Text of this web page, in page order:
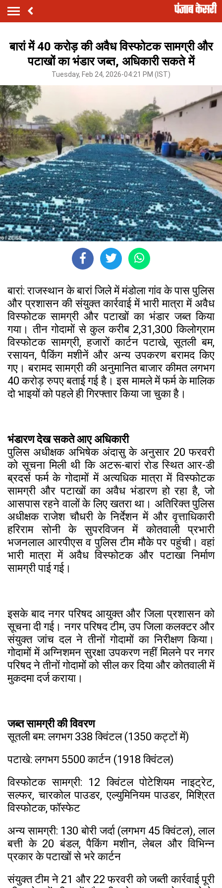
बारां में 40 करोड़ की अवैध विस्फोटक सामग्री और
पटाखों का भंडार जब्त, अधिकारी सकते में
Tuesday, Feb 24, 2026-04:21 PM (IST)
बारां: राजस्थान के बारां जिले में मंडोला गांव के पास पुलिस
और प्रशासन की संयुक्त कार्रवाई में भारी मात्रा में अवैध
विस्फोटक सामग्री और पटाखों का भंडार जब्त किया
गया। तीन गोदामों से कुल करीब 2,31,300 किलोग्राम
विस्फोटक सामग्री, हजारों कार्टन पटाखे, सूतली बम,
रसायन, पैकिंग मशीनें और अन्य उपकरण बरामद किए
गए। बरामद सामग्री की अनुमानित बाजार कीमत लगभग
40 करोड़ रुपए बताई गई है। इस मामले में फर्म के मालिक
दो भाइयों को पहले ही गिरफ्तार किया जा चुका है।
भंडारण देख सकते आए अधिकारी
पुलिस अधीक्षक अभिषेक अंदासु के अनुसार 20 फरवरी
को सूचना मिली थी कि अटरू-बारां रोड स्थित आर-डी
ब्रदर्स फर्म के गोदामों में अत्यधिक मात्रा में विस्फोटक
सामग्री और पटाखों का अवैध भंडारण हो रहा है, जो
आसपास रहने वालों के लिए खतरा था। अतिरिक्त पुलिस
अधीक्षक राजेश चौधरी के निर्देशन में और वृत्ताधिकारी
हरिराम सोनी के सुपरविजन में कोतवाली प्रभारी
भजनलाल आरपीएस व पुलिस टीम मौके पर पहुंची। वहां
भारी मात्रा में अवैध विस्फोटक और पटाखा निर्माण
सामग्री पाई गई।
इसके बाद नगर परिषद आयुक्त और जिला प्रशासन को
सूचना दी गई। नगर परिषद टीम, उप जिला कलक्टर और
संयुक्त जांच दल ने तीनों गोदामों का निरीक्षण किया।
गोदामों में अग्निशमन सुरक्षा उपकरण नहीं मिलने पर नगर
परिषद ने तीनों गोदामों को सील कर दिया और कोतवाली में
मुकदमा दर्ज कराया।
जब्त सामग्री की विवरण
सूतली बम: लगभग 338 क्विंटल (1350 कट्टों में)
पटाखे: लगभग 5500 कार्टन (1918 क्विंटल)
विस्फोटक सामग्री: 12 क्विंटल पोटेशियम नाइट्रेट,
सल्फर, चारकोल पाउडर, एल्युमिनियम पाउडर, मिश्रित
विस्फोटक, फॉस्फेट
अन्य सामग्री: 130 बोरी जर्दा (लगभग 45 क्विंटल), लाल
बत्ती के 20 बंडल, पैकिंग मशीन, लेबल और विभिन्न
प्रकार के पटाखों से भरे कार्टन
संयुक्त टीम ने 21 और 22 फरवरी को जब्ती कार्रवाई पूरी